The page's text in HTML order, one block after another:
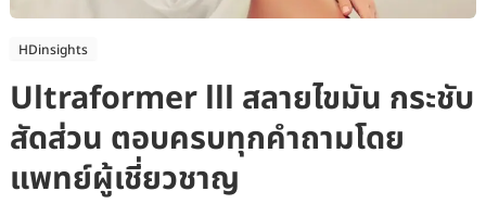
HDinsights
Ultraformer lll สลายไขมัน กระชับ
สัดส่วน ตอบครบทุกคำถามโดย
แพทย์ผู้เชี่ยวชาญ